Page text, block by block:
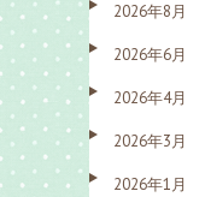
2026年8月
2026年6月
2026年4月
2026年3月
2026年1月